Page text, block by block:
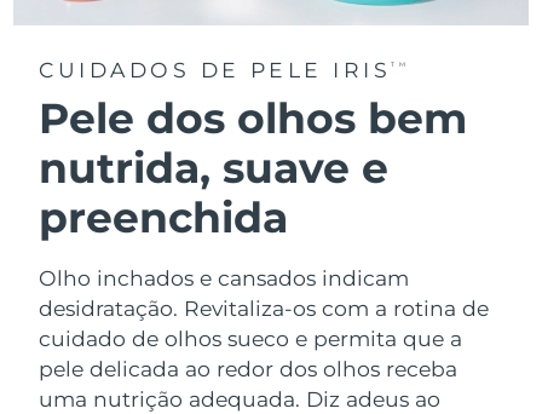
CUIDADOS DE PELE IRISTM
Pele dos olhos bem
nutrida, suave e
preenchida
Olho inchados e cansados indicam
desidratação. Revitaliza-os com a rotina de
cuidado de olhos sueco e permita que a
pele delicada ao redor dos olhos receba
uma nutrição adequada. Diz adeus ao